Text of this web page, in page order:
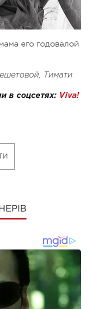
его годовалой
Тимати
в соцсетях: Viva!